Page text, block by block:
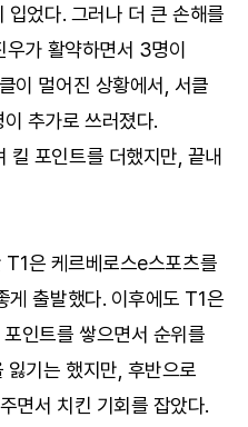
었다. 그러나 더 큰 손해를
가 활약하면서 3명이
이 멀어진 상황에서, 서클
추가로 쓰러졌다.
킬 포인트를 더했지만, 끝내
은 케르베로스e스포츠를
게 출발했다. 이후에도 T1은
인트를 쌓으면서 순위를
잃기는 했지만, 후반으로
면서 치킨 기회를 잡았다.